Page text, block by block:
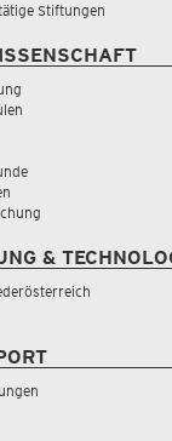
Stiftungen
&